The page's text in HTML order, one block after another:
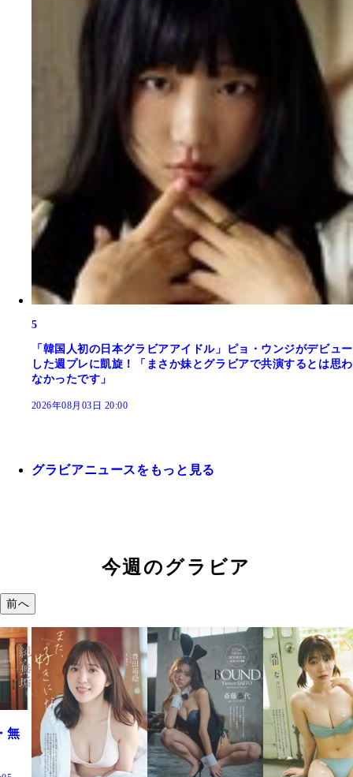
5
「韓国人初の日本グラビアアイドル」ピョ・ウンジがデビュー
した週プレに凱旋！「まさか妹とグラビアで共演するとは思わ
なかったです」
2026年08月03日 20:00
グラビアニュースをもっと見る
今週のグラビア
前へ